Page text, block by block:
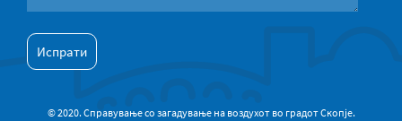
© 2020. Справување со загадување на воздухот во градот Скопје.